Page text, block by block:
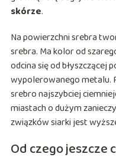
skórze.
Na powierzchni srebra
srebra. Ma kolor od
odcina się od błyszczącej
wypolerowanego metalu.
srebro najszybciej
miastach o dużym
związków siarki jest
Od czego